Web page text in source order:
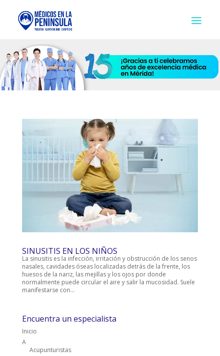
SINUSITIS EN LOS NIÑOS
La sinusitis es la infección, irritación y obstrucción de los senos
nasales, cavidades óseas localizadas detrás de la frente, los
huesos de la nariz, las mejillas y los ojos por donde
normalmente puede circular el aire y salir la mucosidad. Suele
manifestarse con...
Encuentra un especialista
Inicio
A
Acupunturistas